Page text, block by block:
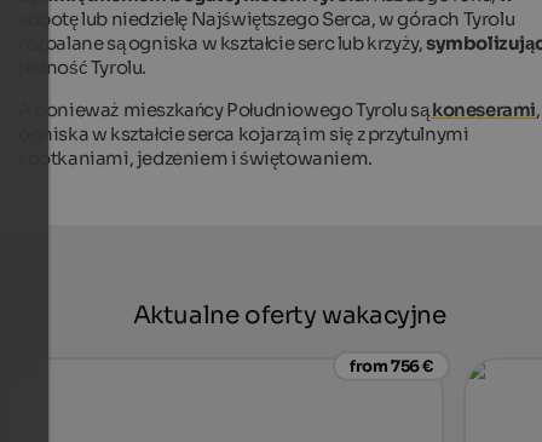
sobotę lub niedzielę Najświętszego Serca, w górach Tyrolu
rozpalane są ogniska w kształcie serc lub krzyży,
jedność Tyrolu.
A ponieważ mieszkańcy Południowego Tyrolu sąkoneserami,
ogniska w kształcie serca kojarzą im się z przytulnymi
spotkaniami, jedzeniem i świętowaniem.
Aktualne oferty wakacyjne
from 756 €